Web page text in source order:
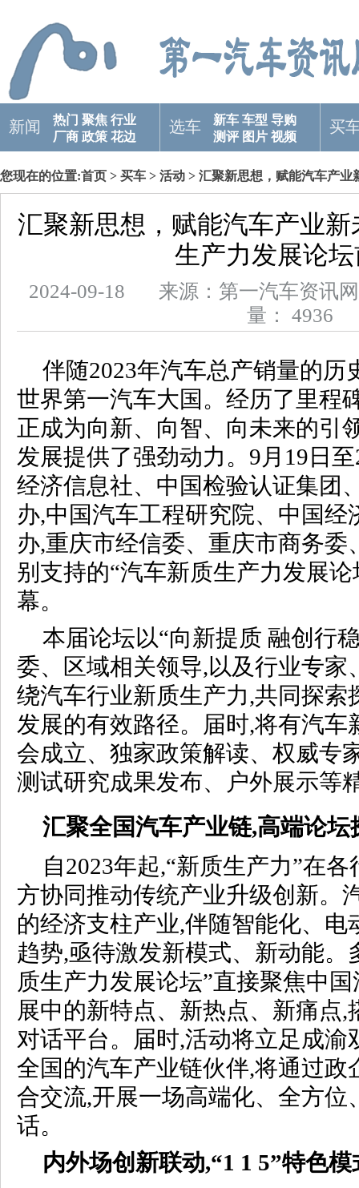
新闻 热门 聚焦 行业
厂商 政策 花边
选车 新车 车型 导购
测评 图片 视频
买
您现在的位置:首页 > 买车 > 活动 > 汇聚新思想，赋能汽车产
汇聚新思想，赋能汽车产业
生产力发展论
2024-09-18 来源：第一汽车资
量： 4936
伴随2023年汽车总产销量的历
世界第一汽车大国。经历了里程
正成为向新、向智、向未来的引
发展提供了强劲动力。9月19日
经济信息社、中国检验认证集团
办,中国汽车工程研究院、中国经
办,重庆市经信委、重庆市商务委
别支持的“汽车新质生产力发展
幕。
本届论坛以“向新提质 融创行
委、区域相关领导,以及行业专家
绕汽车行业新质生产力,共同探索
发展的有效路径。届时,将有汽车
会成立、独家政策解读、权威专
测试研究成果发布、户外展示等
汇聚全国汽车产业链,高端论坛
自2023年起,“新质生产力”在
方协同推动传统产业升级创新。
的经济支柱产业,伴随智能化、电
趋势,亟待激发新模式、新动能。
质生产力发展论坛”直接聚焦中
展中的新特点、新热点、新痛点,
对话平台。届时,活动将立足成渝
全国的汽车产业链伙伴,将通过政
合交流,开展一场高端化、全方位
话。
内外场创新联动,“1 1 5”特色